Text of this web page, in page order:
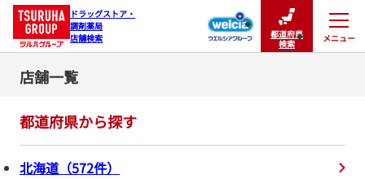
ドラッグストア・
調剤薬局
店舗検索
都道府県
検索
メニュー
閉じる
店舗一覧
都道府県から探す
北海道 （572件）